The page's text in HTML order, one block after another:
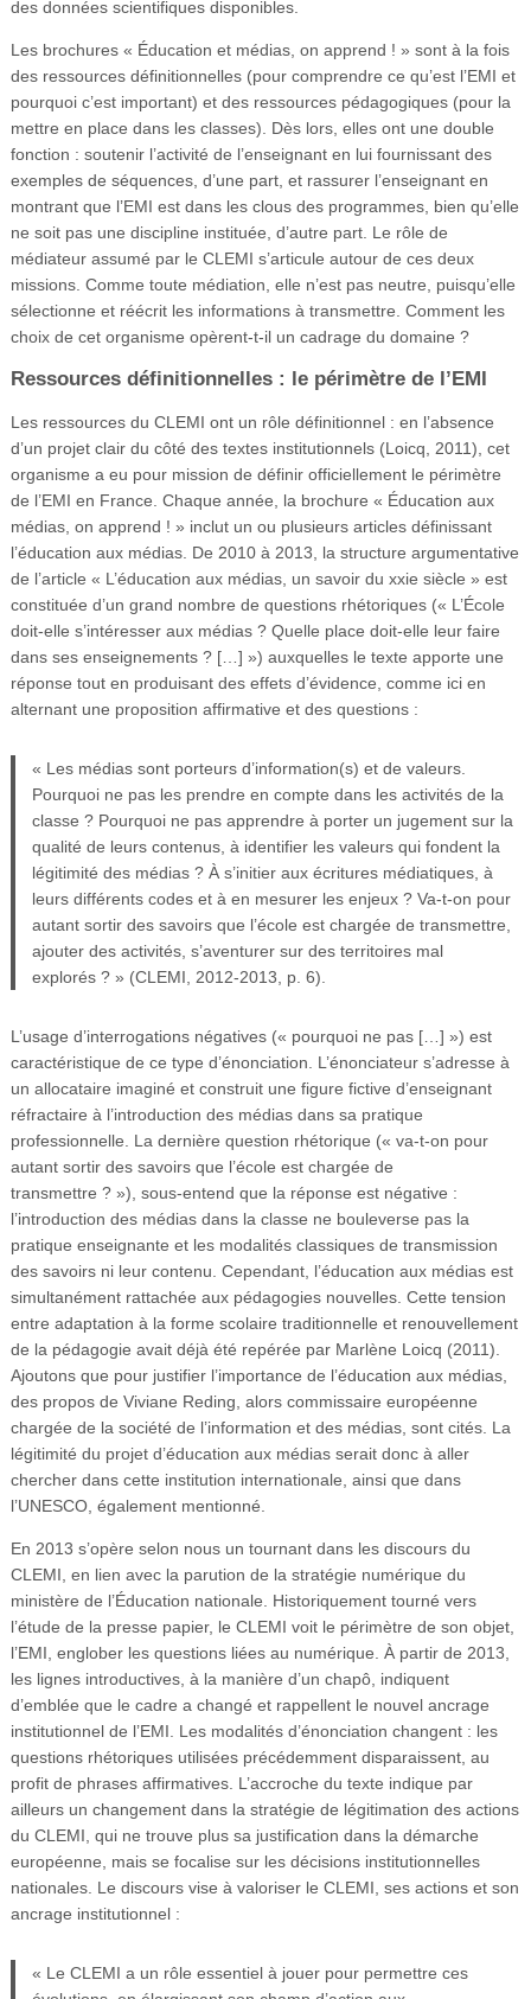
des données scientifiques disponibles.
Les brochures « Éducation et médias, on apprend ! » sont à la fois
des ressources définitionnelles (pour comprendre ce qu’est l’EMI et
pourquoi c’est important) et des ressources pédagogiques (pour la
mettre en place dans les classes). Dès lors, elles ont une double
fonction : soutenir l’activité de l’enseignant en lui fournissant des
exemples de séquences, d’une part, et rassurer l’enseignant en
montrant que l’EMI est dans les clous des programmes, bien qu’elle
ne soit pas une discipline instituée, d’autre part. Le rôle de
médiateur assumé par le CLEMI s’articule autour de ces deux
missions. Comme toute médiation, elle n’est pas neutre, puisqu’elle
sélectionne et réécrit les informations à transmettre. Comment les
choix de cet organisme opèrent-t-il un cadrage du domaine ?
Ressources définitionnelles : le périmètre de l’EMI
Les ressources du CLEMI ont un rôle définitionnel : en l’absence
d’un projet clair du côté des textes institutionnels (Loicq, 2011), cet
organisme a eu pour mission de définir officiellement le périmètre
de l’EMI en France. Chaque année, la brochure « Éducation aux
médias, on apprend ! » inclut un ou plusieurs articles définissant
l’éducation aux médias. De 2010 à 2013, la structure argumentative
de l’article « L’éducation aux médias, un savoir du xxie siècle » est
constituée d’un grand nombre de questions rhétoriques (« L’École
doit-elle s’intéresser aux médias ? Quelle place doit-elle leur faire
dans ses enseignements ? […] ») auxquelles le texte apporte une
réponse tout en produisant des effets d’évidence, comme ici en
alternant une proposition affirmative et des questions :
« Les médias sont porteurs d’information(s) et de valeurs.
Pourquoi ne pas les prendre en compte dans les activités de la
classe ? Pourquoi ne pas apprendre à porter un jugement sur la
qualité de leurs contenus, à identifier les valeurs qui fondent la
légitimité des médias ? À s’initier aux écritures médiatiques, à
leurs différents codes et à en mesurer les enjeux ? Va-t-on pour
autant sortir des savoirs que l’école est chargée de transmettre,
ajouter des activités, s’aventurer sur des territoires mal
explorés ? » (CLEMI, 2012-2013, p. 6).
L’usage d’interrogations négatives (« pourquoi ne pas […] ») est
caractéristique de ce type d’énonciation. L’énonciateur s’adresse à
un allocataire imaginé et construit une figure fictive d’enseignant
réfractaire à l’introduction des médias dans sa pratique
professionnelle. La dernière question rhétorique (« va-t-on pour
autant sortir des savoirs que l’école est chargée de
transmettre ? »), sous-entend que la réponse est négative :
l’introduction des médias dans la classe ne bouleverse pas la
pratique enseignante et les modalités classiques de transmission
des savoirs ni leur contenu. Cependant, l’éducation aux médias est
simultanément rattachée aux pédagogies nouvelles. Cette tension
entre adaptation à la forme scolaire traditionnelle et renouvellement
de la pédagogie avait déjà été repérée par Marlène Loicq (2011).
Ajoutons que pour justifier l’importance de l’éducation aux médias,
des propos de Viviane Reding, alors commissaire européenne
chargée de la société de l’information et des médias, sont cités. La
légitimité du projet d’éducation aux médias serait donc à aller
chercher dans cette institution internationale, ainsi que dans
l’UNESCO, également mentionné.
En 2013 s’opère selon nous un tournant dans les discours du
CLEMI, en lien avec la parution de la stratégie numérique du
ministère de l’Éducation nationale. Historiquement tourné vers
l’étude de la presse papier, le CLEMI voit le périmètre de son objet,
l’EMI, englober les questions liées au numérique. À partir de 2013,
les lignes introductives, à la manière d’un chapô, indiquent
d’emblée que le cadre a changé et rappellent le nouvel ancrage
institutionnel de l’EMI. Les modalités d’énonciation changent : les
questions rhétoriques utilisées précédemment disparaissent, au
profit de phrases affirmatives. L’accroche du texte indique par
ailleurs un changement dans la stratégie de légitimation des actions
du CLEMI, qui ne trouve plus sa justification dans la démarche
européenne, mais se focalise sur les décisions institutionnelles
nationales. Le discours vise à valoriser le CLEMI, ses actions et son
ancrage institutionnel :
« Le CLEMI a un rôle essentiel à jouer pour permettre ces